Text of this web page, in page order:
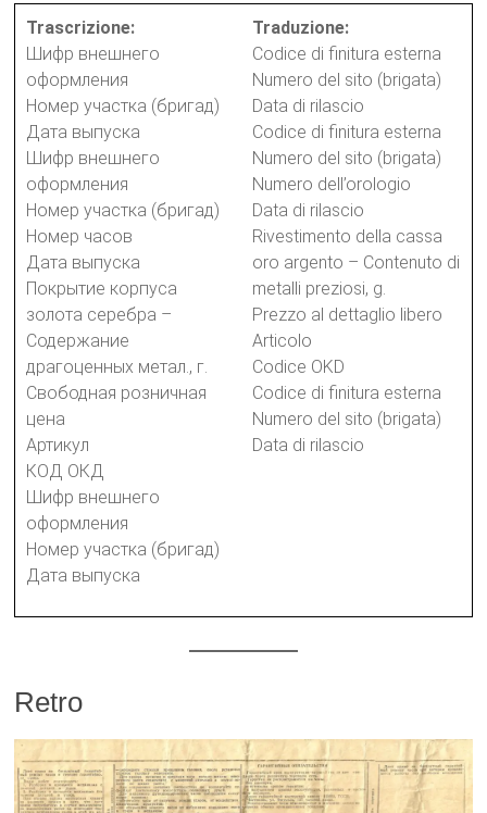
Trascrizione:
Шифр внешнего
оформления
Номер участка (бригад)
Дата выпуска
Шифр внешнего
оформления
Номер участка (бригад)
Номер часов
Дата выпуска
Покрытие корпуса
золота серебра –
Содержание
драгоценных метал., г.
Свободная розничная
цена
Артикул
КОД ОКД
Шифр внешнего
оформления
Номер участка (бригад)
Дата выпуска
Traduzione:
Codice di finitura esterna
Numero del sito (brigata)
Data di rilascio
Codice di finitura esterna
Numero del sito (brigata)
Numero dell’orologio
Data di rilascio
Rivestimento della cassa
oro argento – Contenuto di
metalli preziosi, g.
Prezzo al dettaglio libero
Articolo
Codice OKD
Codice di finitura esterna
Numero del sito (brigata)
Data di rilascio
Retro